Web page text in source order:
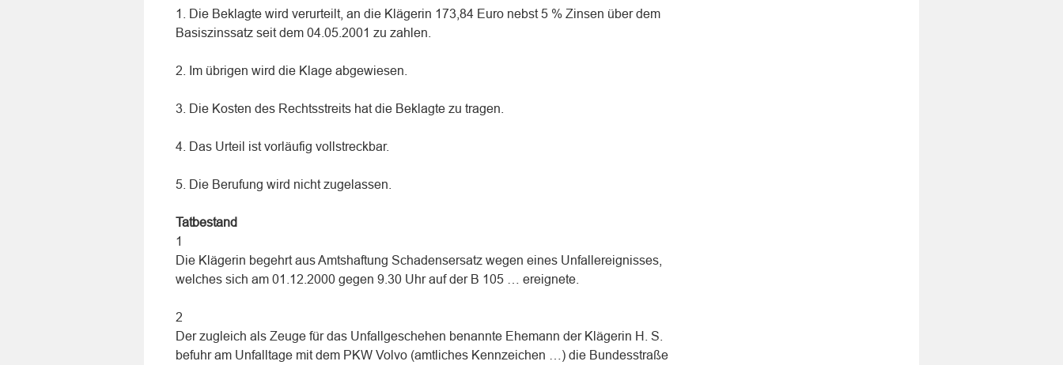
1. Die Beklagte wird verurteilt, an die Klägerin 173,84 Euro nebst 5 % Zinsen über dem
Basiszinssatz seit dem 04.05.2001 zu zahlen.
2. Im übrigen wird die Klage abgewiesen.
3. Die Kosten des Rechtsstreits hat die Beklagte zu tragen.
4. Das Urteil ist vorläufig vollstreckbar.
5. Die Berufung wird nicht zugelassen.
Tatbestand
1
Die Klägerin begehrt aus Amtshaftung Schadensersatz wegen eines Unfallereignisses,
welches sich am 01.12.2000 gegen 9.30 Uhr auf der B 105 … ereignete.
2
Der zugleich als Zeuge für das Unfallgeschehen benannte Ehemann der Klägerin H. S.
befuhr am Unfalltage mit dem PKW Volvo (amtliches Kennzeichen …) die Bundesstraße